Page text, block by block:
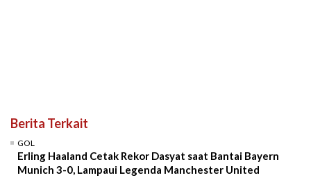
Berita Terkait
GOL
Erling Haaland Cetak Rekor Dasyat saat Bantai Bayern
Munich 3-0, Lampaui Legenda Manchester United